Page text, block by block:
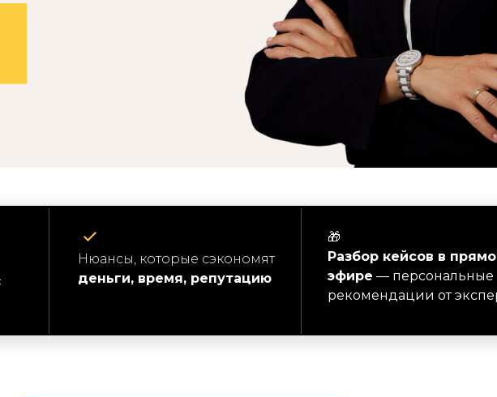
Нюансы, которые сэкономят
деньги, время, репутацию
🎁
Разбор кейсов в
эфире — персональные
рекомендации от
Кадровое агентство 8 905-
для вас, если вы